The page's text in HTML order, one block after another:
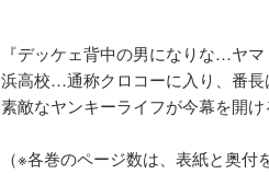
『デッケェ背中の男になりな…ヤ
浜高校…通称クロコーに入り、番
素敵なヤンキーライフが今幕を開け
（※各巻のページ数は、表紙と奥付